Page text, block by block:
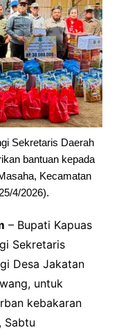
Sekretaris Daerah
bantuan kepada
Kecamatan
4/2026).
– Bupati Kapuas
Sekretaris
Desa Jakatan
untuk
kebakaran
Sabtu